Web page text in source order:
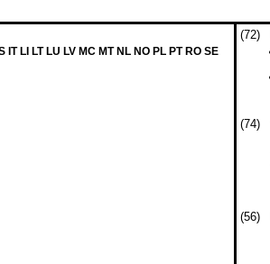
LI LT LU LV MC MT NL NO PL PT RO SE
(72)
(74)
(56)